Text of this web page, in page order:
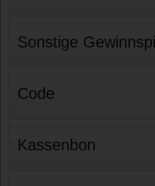
Sonstige
Code
Kassenbon